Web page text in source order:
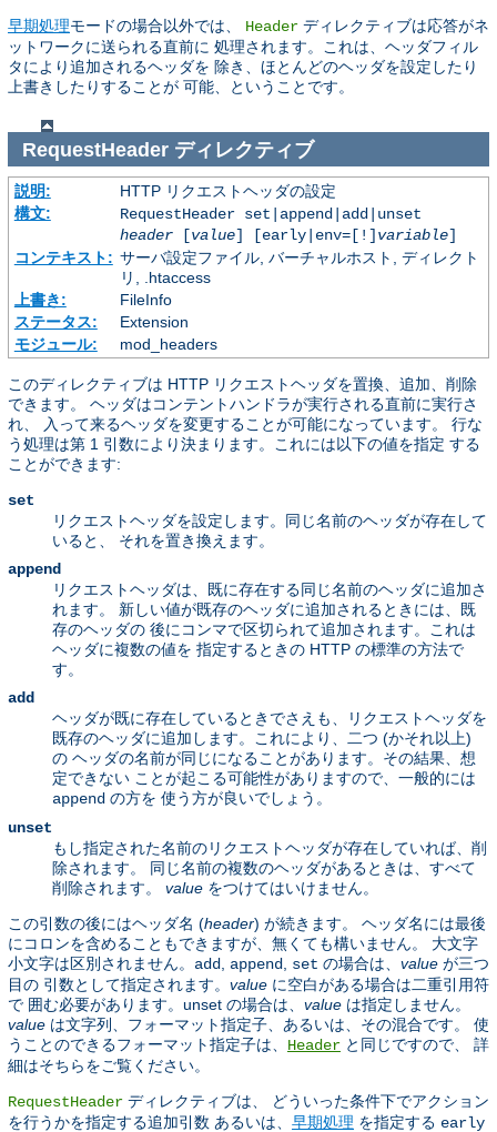
早期処理モードの場合以外では、 Header ディレクティブは応答がネ
ットワークに送られる直前に 処理されます。これは、ヘッダフィル
タにより追加されるヘッダを 除き、ほとんどのヘッダを設定したり
上書きしたりすることが 可能、ということです。
RequestHeaderディレクティブ
説明:
HTTP リクエストヘッダの設定
構文:
RequestHeader set|append|add|unset
header[value] [early|env=[!] variable]
コンテキスト: サーバ設定ファイル, バーチャルホスト, ディレクト
リ, .htaccess
上書き:
FileInfo
ステータス:
Extension
モジュール:
mod_headers
このディレクティブは HTTP リクエストヘッダを置換、追加、削除
できます。 ヘッダはコンテントハンドラが実行される直前に実行さ
れ、 入って来るヘッダを変更することが可能になっています。 行な
う処理は第 1 引数により決まります。これには以下の値を指定 する
ことができます:
set
リクエストヘッダを設定します。同じ名前のヘッダが存在して
いると、 それを置き換えます。
append
リクエストヘッダは、既に存在する同じ名前のヘッダに追加さ
れます。 新しい値が既存のヘッダに追加されるときには、既
存のヘッダの 後にコンマで区切られて追加されます。これは
ヘッダに複数の値を 指定するときの HTTP の標準の方法で
す。
add
ヘッダが既に存在しているときでさえも、リクエストヘッダを
既存のヘッダに追加します。これにより、二つ (かそれ以上)
の ヘッダの名前が同じになることがあります。その結果、想
定できない ことが起こる可能性がありますので、一般的には
append の方を 使う方が良いでしょう。
unset
もし指定された名前のリクエストヘッダが存在していれば、削
除されます。 同じ名前の複数のヘッダがあるときは、すべて
削除されます。 value をつけてはいけません。
この引数の後にはヘッダ名 (header) が続きます。 ヘッダ名には最後
にコロンを含めることもできますが、無くても構いません。 大文字
小文字は区別されません。 add append set の場合は、 value が三つ
目の 引数として指定されます。 value に空白がある場合は二重引用符
で 囲む必要があります。unset の場合は、 value は指定しません。
value は文字列、フォーマット指定子、あるいは、その混合です。 使
うことのできるフォーマット指定子は、 Header と同じですので、 詳
細はそちらをご覧ください。
RequestHeader ディレクティブは、 どういった条件下でアクション
を行うかを指定する追加引数 あるいは、 早期処理 を指定する early